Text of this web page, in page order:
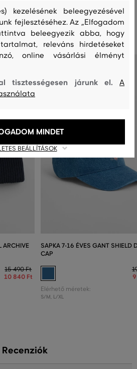
termékek
ARCHIVE
15 490 Ft
10 840 Ft
SAPKA 7-16 ÉVES GANT SHIELD
CAP
Elérhető méretek:
S/M, L/XL
Recenziók
kezelésének beleegyezésével
fejlesztéséhez. Az „Elfogadom
beleegyezik abba, hogy
releváns hirdetéseket
online vásárlási élményt
tisztességesen járunk el.A
BEÁLLÍTÁSOK
MINDET